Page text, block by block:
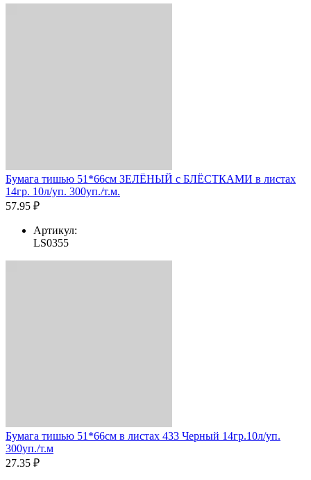
Бумага тишью 51*66см ЗЕЛЁНЫЙ с БЛЁСТКАМИ в листах
14гр. 10л/уп. 300уп./т.м.
57.95 ₽
Артикул:
LS0355
Бумага тишью 51*66см в листах 433 Черный 14гр.10л/уп.
300уп./т.м
27.35 ₽